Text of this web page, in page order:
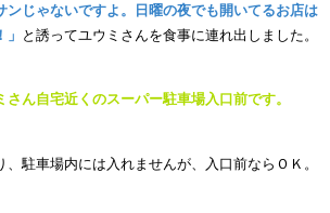
ンじゃないですよ。日曜の夜でも開いてるお店は
と誘ってユウミさんを食事に連れ出しました。
ん自宅近くのスーパー駐車場入口前です。
駐車場内には入れませんが、入口前ならＯＫ。